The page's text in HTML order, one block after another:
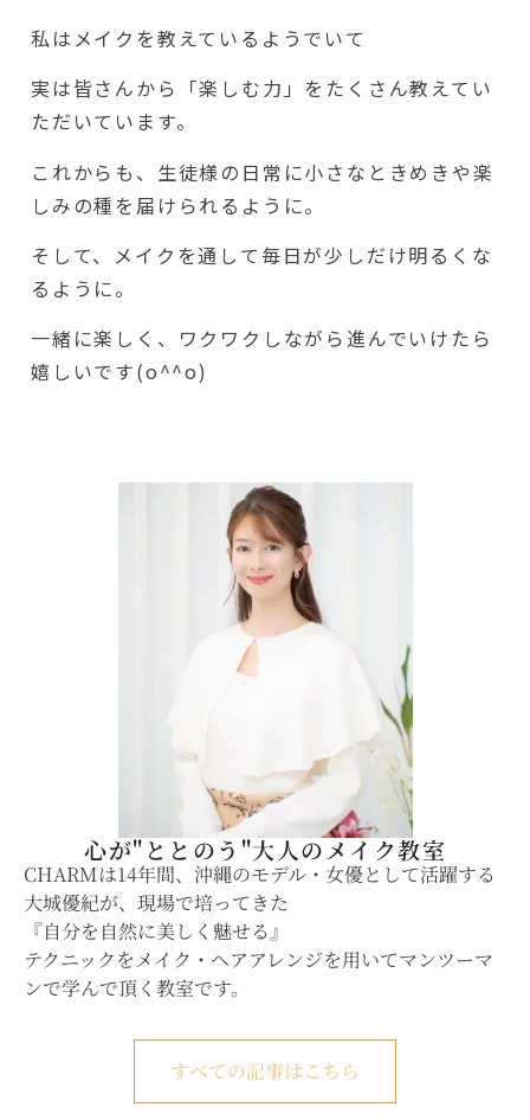
私はメイクを教えているようでいて
実は皆さんから「楽しむ力」をたくさん教えてい
ただいています。
これからも、生徒様の日常に小さなときめきや楽
しみの種を届けられるように。
そして、メイクを通して毎日が少しだけ明るくな
るように。
一緒に楽しく、ワクワクしながら進んでいけたら
嬉しいです(o^^o)
心が"ととのう"大人のメイク教室
CHARMは14年間、沖縄のモデル・女優として活躍する
大城優紀が、現場で培ってきた
『自分を自然に美しく魅せる』
テクニックをメイク・ヘアアレンジを用いてマンツーマ
ンで学んで頂く教室です。
すべての記事はこちら